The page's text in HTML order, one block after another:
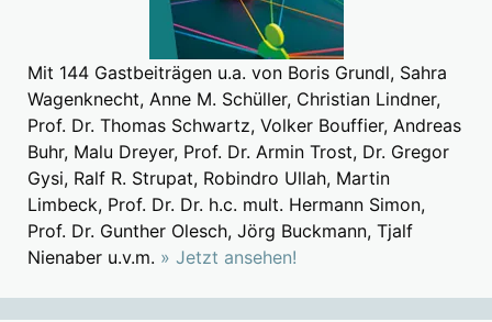
Mit 144 Gastbeiträgen u.a. von Boris Grundl, Sahra
Wagenknecht, Anne M. Schüller, Christian Lindner,
Prof. Dr. Thomas Schwartz, Volker Bouffier, Andreas
Buhr, Malu Dreyer, Prof. Dr. Armin Trost, Dr. Gregor
Gysi, Ralf R. Strupat, Robindro Ullah, Martin
Limbeck, Prof. Dr. Dr. h.c. mult. Hermann Simon,
Prof. Dr. Gunther Olesch, Jörg Buckmann, Tjalf
Nienaber u.v.m. » Jetzt ansehen!